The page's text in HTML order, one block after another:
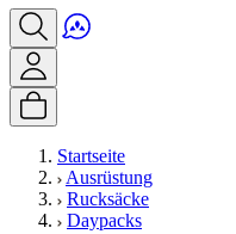
Startseite
Ausrüstung
Rucksäcke
Daypacks